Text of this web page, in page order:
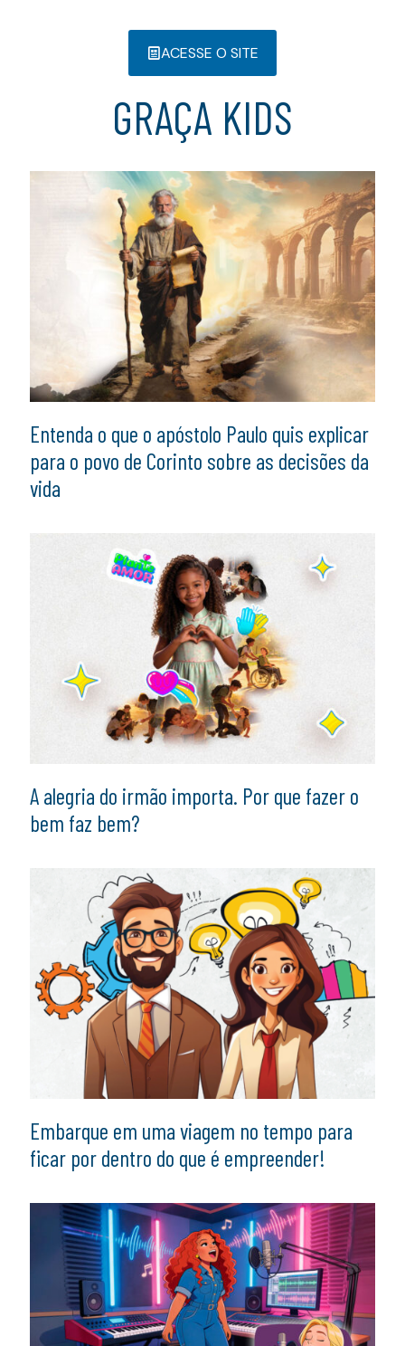
ACESSE O SITE
GRAÇA KIDS
Entenda o que o apóstolo Paulo quis explicar
para o povo de Corinto sobre as decisões da
vida
A alegria do irmão importa. Por que fazer o
bem faz bem?
Embarque em uma viagem no tempo para
ficar por dentro do que é empreender!